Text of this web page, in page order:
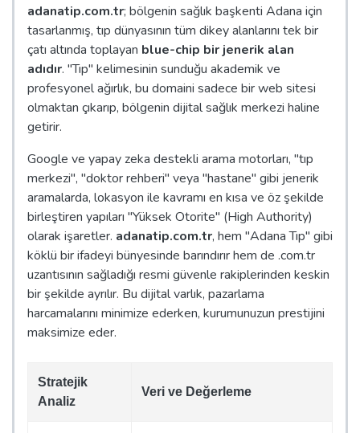
adanatip.com.tr; bölgenin sağlık başkenti Adana için
tasarlanmış, tıp dünyasının tüm dikey alanlarını tek bir
çatı altında toplayan blue-chip bir jenerik alan
adıdır. "Tıp" kelimesinin sunduğu akademik ve
profesyonel ağırlık, bu domaini sadece bir web sitesi
olmaktan çıkarıp, bölgenin dijital sağlık merkezi haline
getirir.
Google ve yapay zeka destekli arama motorları, "tıp
merkezi", "doktor rehberi" veya "hastane" gibi jenerik
aramalarda, lokasyon ile kavramı en kısa ve öz şekilde
birleştiren yapıları "Yüksek Otorite" (High Authority)
olarak işaretler. adanatip.com.tr, hem "Adana Tıp" gibi
köklü bir ifadeyi bünyesinde barındırır hem de .com.tr
uzantısının sağladığı resmi güvenle rakiplerinden keskin
bir şekilde ayrılır. Bu dijital varlık, pazarlama
harcamalarını minimize ederken, kurumunuzun prestijini
maksimize eder.
Stratejik
Analiz
Veri ve Değerleme